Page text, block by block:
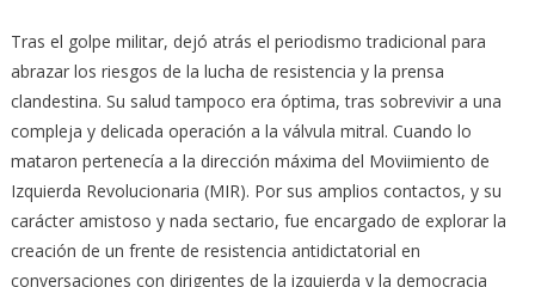
Tras el golpe militar, dejó atrás el periodismo tradicional para
abrazar los riesgos de la lucha de resistencia y la prensa
clandestina. Su salud tampoco era óptima, tras sobrevivir a una
compleja y delicada operación a la válvula mitral. Cuando lo
mataron pertenecía a la dirección máxima del Moviimiento de
Izquierda Revolucionaria (MIR). Por sus amplios contactos, y su
carácter amistoso y nada sectario, fue encargado de explorar la
creación de un frente de resistencia antidictatorial en
conversaciones con dirigentes de la izquierda y la democracia